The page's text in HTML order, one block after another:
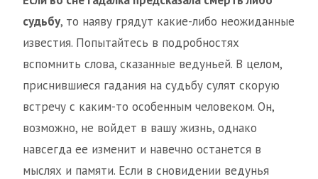
судьбу, то наяву грядут какие-либо неожиданные
известия. Попытайтесь в подробностях
вспомнить слова, сказанные ведуньей. В целом,
приснившиеся гадания на судьбу сулят скорую
встречу с каким-то особенным человеком. Он,
возможно, не войдет в вашу жизнь, однако
навсегда ее изменит и навечно останется в
мыслях и памяти. Если в сновидении ведунья